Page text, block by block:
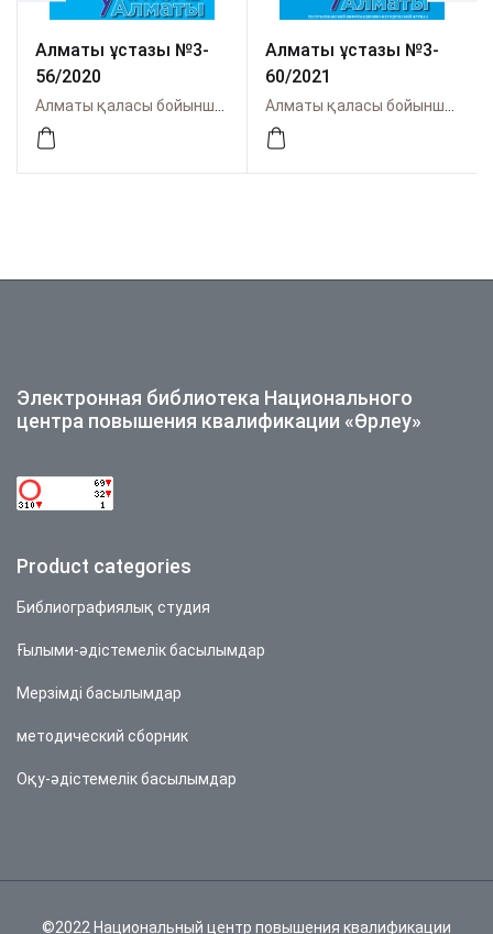
Алматы ұстазы №3-
56/2020
Алматы ұстазы №3-
60/2021
Электронная библиотека Национального
центра повышения квалификации «Өрлеу»
Product categories
Библиографиялық студия
Ғылыми-әдістемелік басылымдар
Мерзімді басылымдар
методический сборник
Оқу-әдістемелік басылымдар
©2022 Национальный центр повышения квалификации